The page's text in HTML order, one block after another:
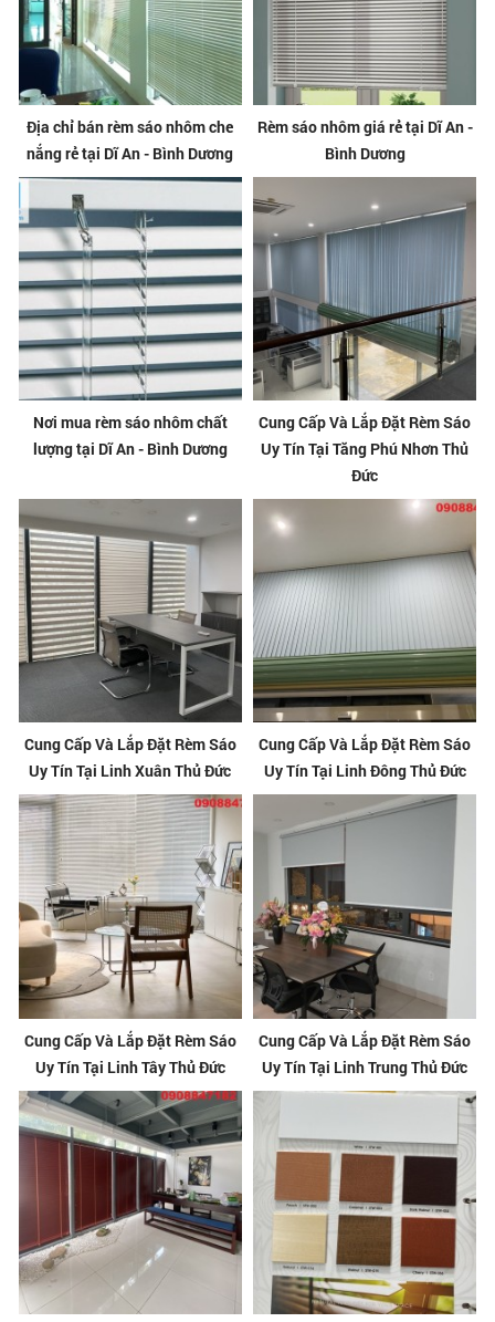
Địa chỉ bán rèm sáo nhôm che
nắng rẻ tại Dĩ An - Bình Dương
Rèm sáo nhôm giá rẻ tại Dĩ An -
Bình Dương
Nơi mua rèm sáo nhôm chất
lượng tại Dĩ An - Bình Dương
Cung Cấp Và Lắp Đặt Rèm Sáo
Uy Tín Tại Tăng Phú Nhơn Thủ
Đức
Cung Cấp Và Lắp Đặt Rèm Sáo
Uy Tín Tại Linh Xuân Thủ Đức
Cung Cấp Và Lắp Đặt Rèm Sáo
Uy Tín Tại Linh Đông Thủ Đức
Cung Cấp Và Lắp Đặt Rèm Sáo
Uy Tín Tại Linh Tây Thủ Đức
Cung Cấp Và Lắp Đặt Rèm Sáo
Uy Tín Tại Linh Trung Thủ Đức